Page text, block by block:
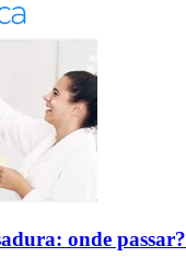
onde passar?